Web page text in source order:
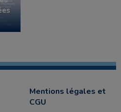
Mentions légales et
CGU